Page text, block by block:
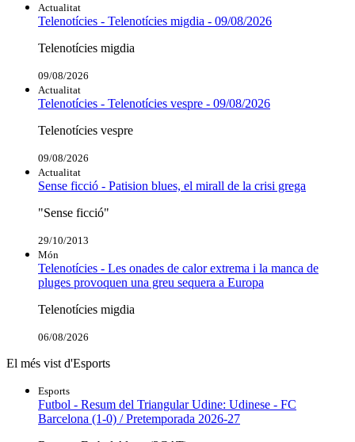
Actualitat
Telenotícies - Telenotícies migdia - 09/08/2026
Telenotícies migdia
09/08/2026
Actualitat
Telenotícies - Telenotícies vespre - 09/08/2026
Telenotícies vespre
09/08/2026
Actualitat
Sense ficció - Patision blues, el mirall de la crisi grega
"Sense ficció"
29/10/2013
Món
Telenotícies - Les onades de calor extrema i la manca de
pluges provoquen una greu sequera a Europa
Telenotícies migdia
06/08/2026
El més vist d'Esports
Esports
Futbol - Resum del Triangular Udine: Udinese - FC
Barcelona (1-0) / Pretemporada 2026-27